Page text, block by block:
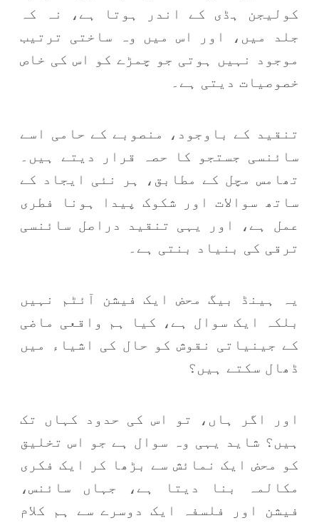
کولیجن ہڈی کے اندر ہوتا ہے، نہ کہ
جلد میں، اور اس میں وہ ساختی ترتیب
موجود نہیں ہوتی جو چمڑے کو اس کی خاص
خصوصیات دیتی ہے۔
تنقید کے باوجود، منصوبے کے حامی اسے
سائنسی جستجو کا حصہ قرار دیتے ہیں۔
تھامس مچل کے مطابق، ہر نئی ایجاد کے
ساتھ سوالات اور شکوک پیدا ہونا فطری
عمل ہے، اور یہی تنقید دراصل سائنسی
ترقی کی بنیاد بنتی ہے۔
یہ ہینڈ بیگ محض ایک فیشن آئٹم نہیں
بلکہ ایک سوال ہے، کیا ہم واقعی ماضی
کے جینیاتی نقوش کو حال کی اشیاء میں
ڈھال سکتے ہیں؟
اور اگر ہاں، تو اس کی حدود کہاں تک
ہیں؟ شاید یہی وہ سوال ہے جو اس تخلیق
کو محض ایک نمائش سے بڑھا کر ایک فکری
مکالمہ بنا دیتا ہے، جہاں سائنس،
فیشن اور فلسفہ ایک دوسرے سے ہم کلام